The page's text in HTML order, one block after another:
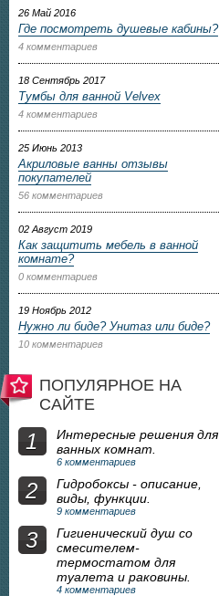
26 Май 2016
Где посмотреть душевые кабины?
4 комментариев
18 Сентябрь 2017
Тумбы для ванной Velvex
4 комментариев
25 Июнь 2013
Акриловые ванны отзывы
покупателей
56 комментариев
02 Август 2019
Как защитить мебель в ванной
комнате?
0 комментариев
19 Ноябрь 2012
Нужно ли биде? Унитаз или биде?
10 комментариев
ПОПУЛЯРНОЕ НА
САЙТЕ
1
Интересные решения для
ванных комнат.
6 комментариев
2
Гидробоксы - описание,
виды, функции.
9 комментариев
3
Гигиенический душ со
смесителем-
термостатом для
туалета и раковины.
4 комментариев